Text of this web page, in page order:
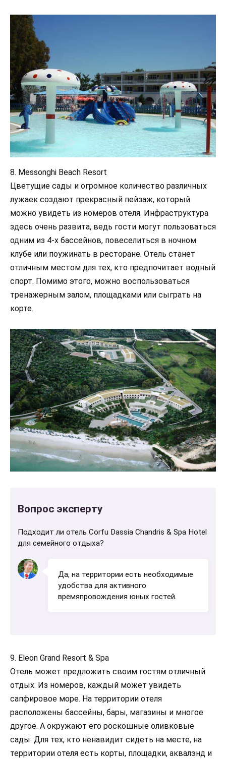
8. Messonghi Beach Resort
Цветущие сады и огромное количество различных
лужаек создают прекрасный пейзаж, который
можно увидеть из номеров отеля. Инфраструктура
здесь очень развита, ведь гости могут пользоваться
одним из 4-х бассейнов, повеселиться в ночном
клубе или поужинать в ресторане. Отель станет
отличным местом для тех, кто предпочитает водный
спорт. Помимо этого, можно воспользоваться
тренажерным залом, площадками или сыграть на
корте.
Вопрос эксперту
Подходит ли отель Corfu Dassia Chandris & Spa Hotel
для семейного отдыха?
Да, на территории есть необходимые
удобства для активного
времяпровождения юных гостей.
9. Eleon Grand Resort & Spa
Отель может предложить своим гостям отличный
отдых. Из номеров, каждый может увидеть
сапфировое море. На территории отеля
расположены бассейны, бары, магазины и многое
другое. А окружают его роскошные оливковые
сады. Для тех, кто ненавидит сидеть на месте, на
территории отеля есть корты, площадки, аквалэнд и